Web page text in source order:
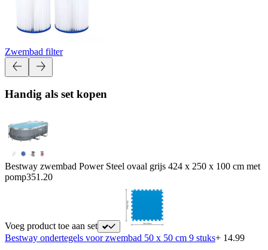
Zwembad filter
Handig als set kopen
Bestway zwembad Power Steel ovaal grijs 424 x 250 x 100 cm met
pomp351.20
Voeg product toe aan set
Bestway ondertegels voor zwembad 50 x 50 cm 9 stuks+ 14.99